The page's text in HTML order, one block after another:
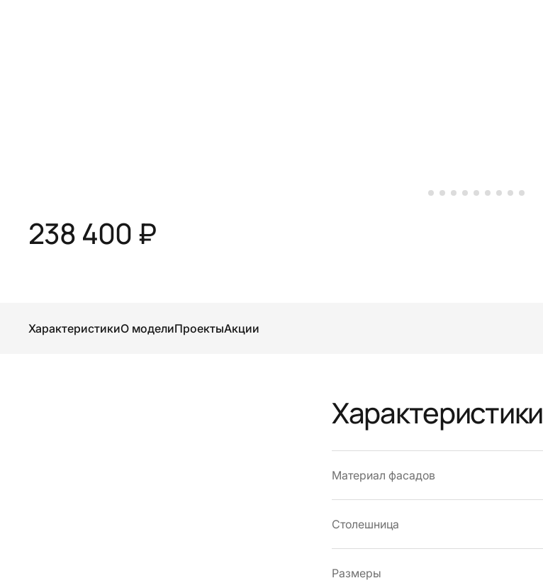
238 400 ₽
ХарактеристикиО моделиПроектыАкции
Характеристики
Материал фасадов
Столешница
Размеры